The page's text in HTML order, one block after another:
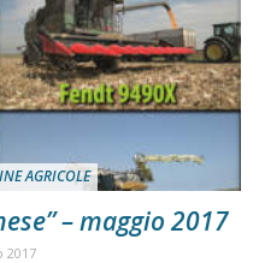
AGRICOLE
– maggio 2017
2017